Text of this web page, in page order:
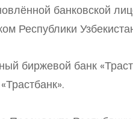
банковской
Республики
биржевой банк